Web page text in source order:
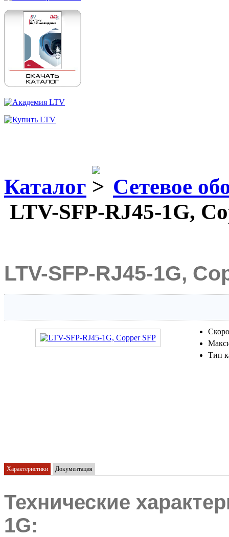
Каталог
Сетевое
LTV-SFP-RJ45-1G,
LTV-SFP-RJ45-1G,
Тип
Характеристики Документация
Технические
1G: